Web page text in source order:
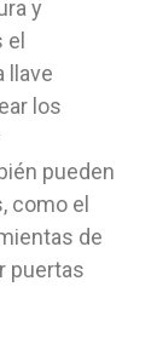
y
llave
los
pueden
como el
de
puertas